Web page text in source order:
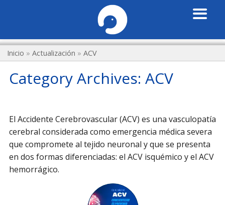
Inicio »Actualización »ACV
Category Archives: ACV
El Accidente Cerebrovascular (ACV) es una vasculopatía
cerebral considerada como emergencia médica severa
que compromete al tejido neuronal y que se presenta
en dos formas diferenciadas: el ACV isquémico y el ACV
hemorrágico.